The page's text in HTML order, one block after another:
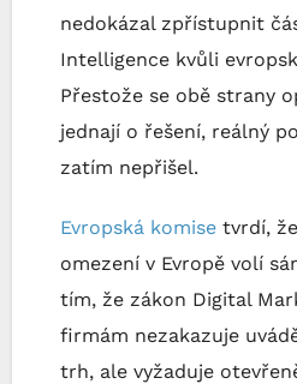
nedokázal zpřístupnit
Intelligence kvůli
Přestože se obě strany
jednají o řešení, reálný
zatím nepřišel.
Evropská komise tvrdí,
omezení v Evropě volí
tím, že zákon Digital
firmám nezakazuje
trh, ale vyžaduje